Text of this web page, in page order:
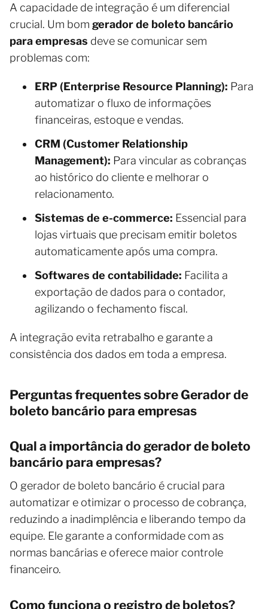
A capacidade de integração é um diferencial
crucial. Um bom gerador de boleto bancário
para empresas deve se comunicar sem
problemas com:
ERP (Enterprise Resource Planning): Para
automatizar o fluxo de informações
financeiras, estoque e vendas.
CRM (Customer Relationship
Management): Para vincular as cobranças
ao histórico do cliente e melhorar o
relacionamento.
Sistemas de e-commerce: Essencial para
lojas virtuais que precisam emitir boletos
automaticamente após uma compra.
Softwares de contabilidade: Facilita a
exportação de dados para o contador,
agilizando o fechamento fiscal.
A integração evita retrabalho e garante a
consistência dos dados em toda a empresa.
Perguntas frequentes sobre Gerador de
boleto bancário para empresas
Qual a importância do gerador de boleto
bancário para empresas?
O gerador de boleto bancário é crucial para
automatizar e otimizar o processo de cobrança,
reduzindo a inadimplência e liberando tempo da
equipe. Ele garante a conformidade com as
normas bancárias e oferece maior controle
financeiro.
Como funciona o registro de boletos?